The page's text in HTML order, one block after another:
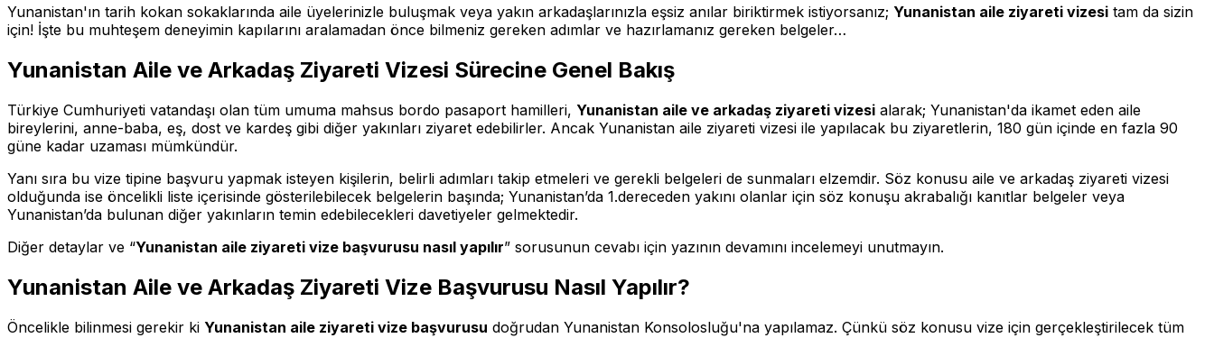
Yunanistan'ın tarih kokan sokaklarında aile üyelerinizle buluşmak veya yakın arkadaşlarınızla eşsiz anılar biriktirmek istiyorsanız; Yunanistan aile ziyareti vizesi tam da sizin
için! İşte bu muhteşem deneyimin kapılarını aralamadan önce bilmeniz gereken adımlar ve hazırlamanız gereken belgeler…
Yunanistan Aile ve Arkadaş Ziyareti Vizesi Sürecine Genel Bakış
Türkiye Cumhuriyeti vatandaşı olan tüm umuma mahsus bordo pasaport hamilleri, Yunanistan aile ve arkadaş ziyareti vizesi alarak; Yunanistan'da ikamet eden aile
bireylerini, anne-baba, eş, dost ve kardeş gibi diğer yakınları ziyaret edebilirler. Ancak Yunanistan aile ziyareti vizesi ile yapılacak bu ziyaretlerin, 180 gün içinde en fazla 90
güne kadar uzaması mümkündür.
Yanı sıra bu vize tipine başvuru yapmak isteyen kişilerin, belirli adımları takip etmeleri ve gerekli belgeleri de sunmaları elzemdir. Söz konusu aile ve arkadaş ziyareti vizesi
olduğunda ise öncelikli liste içerisinde gösterilebilecek belgelerin başında; Yunanistan’da 1.dereceden yakını olanlar için söz konuşu akrabalığı kanıtlar belgeler veya
Yunanistan’da bulunan diğer yakınların temin edebilecekleri davetiyeler gelmektedir.
Diğer detaylar ve “Yunanistan aile ziyareti vize başvurusu nasıl yapılır” sorusunun cevabı için yazının devamını incelemeyi unutmayın.
Yunanistan Aile ve Arkadaş Ziyareti Vize Başvurusu Nasıl Yapılır?
Öncelikle bilinmesi gerekir ki Yunanistan aile ziyareti vize başvurusu doğrudan Yunanistan Konsolosluğu'na yapılamaz. Çünkü söz konusu vize için gerçekleştirilecek tüm